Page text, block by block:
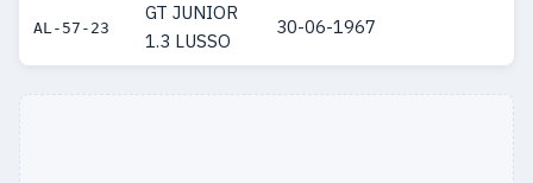
AL-57-23
GT JUNIOR
1.3 LUSSO
30-06-1967